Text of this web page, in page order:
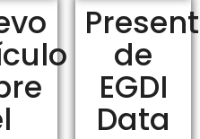
de
EGDI
Data